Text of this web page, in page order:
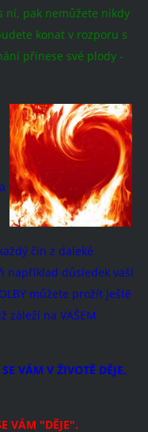
ní, pak nemůžete nikdy
konat v rozporu s
přinese své plody -
čin z daleké
například důsledek vaší
můžete prožít ještě
záleží na VAŠEM
VÁM V ŽIVOTĚ DĚJE,
VÁM "DĚJE".